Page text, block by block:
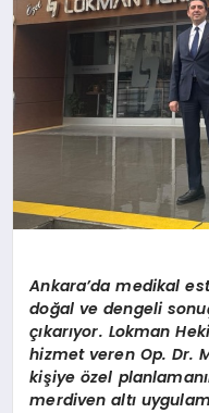
Ankara’da medikal
doğal ve dengeli
çıkarıyor. Lokman
hizmet veren Op. Dr.
kişiyeözel
merdiven altı